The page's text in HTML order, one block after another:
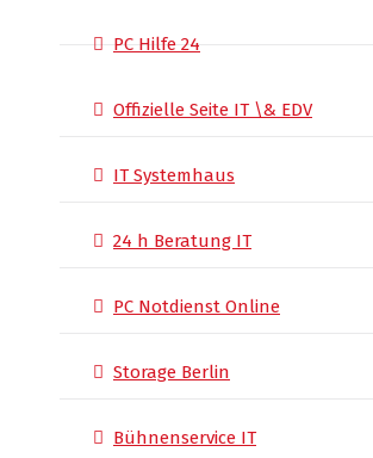
PC Hilfe 24
Offizielle Seite IT \& EDV
IT Systemhaus
24 h Beratung IT
PC Notdienst Online
Storage Berlin
Bühnenservice IT